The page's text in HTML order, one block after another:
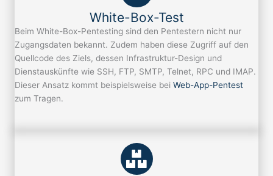
White-Box-Test
Beim White-Box-Pentesting sind den Pentestern nicht nur
Zugangsdaten bekannt. Zudem haben diese Zugriff auf den
Quellcode des Ziels, dessen Infrastruktur-Design und
Dienstauskünfte wie SSH, FTP, SMTP, Telnet, RPC und IMAP.
Dieser Ansatz kommt beispielsweise bei Web-App-Pentest
zum Tragen.